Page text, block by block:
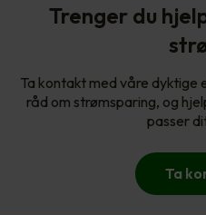
Trenger du
Ta kontakt med våre dyktige
råd om strømsparing, og
passer
Ta